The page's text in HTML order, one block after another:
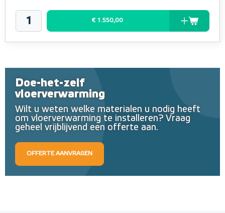
€ 1.550,00
Doe-het-zelf
vloerverwarming
Wilt u weten welke materialen u nodig heeft
om vloerverwarming te installeren? Vraag
geheel vrijblijvend een offerte aan.
OFFERTE AANVRAGEN